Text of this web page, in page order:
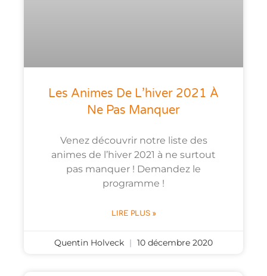
Les Animes De L’hiver 2021 À
Ne Pas Manquer
Venez découvrir notre liste des
animes de l’hiver 2021 à ne surtout
pas manquer ! Demandez le
programme !
LIRE PLUS »
Quentin Holveck 10 décembre 2020